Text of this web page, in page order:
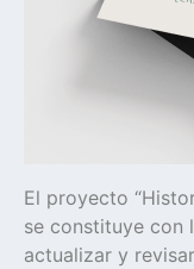
El proyecto
se constituye con
actualizar y